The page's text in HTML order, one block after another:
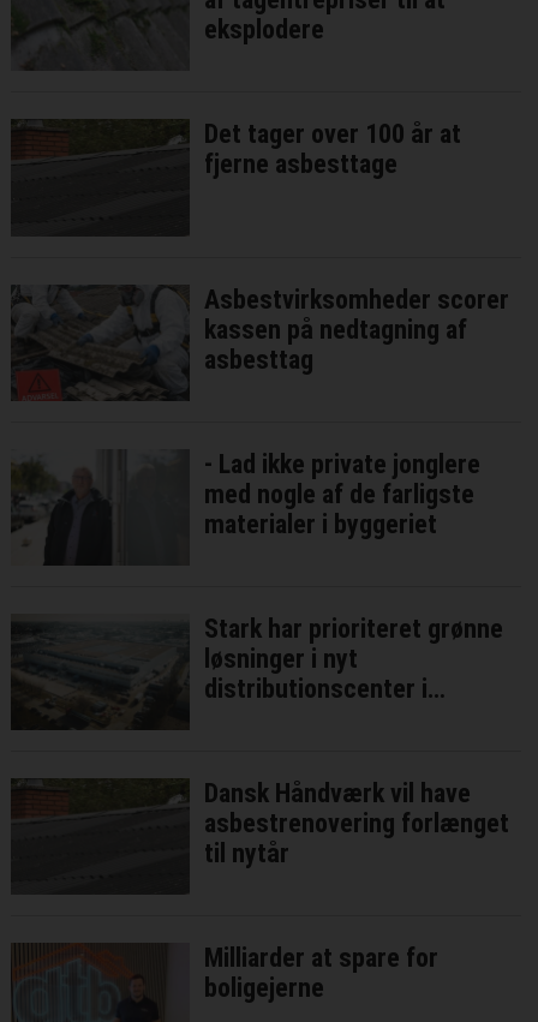
eksplodere
Det tager over 100 år at
fjerne asbesttage
Asbestvirksomheder scorer
kassen på nedtagning af
asbesttag
- Lad ikke private jonglere
med nogle af de farligste
materialer i byggeriet
Stark har prioriteret grønne
løsninger i nyt
distributionscenter i
Dansk Håndværk vil have
asbestrenovering forlænget
til nytår
Milliarder at spare for
boligejerne